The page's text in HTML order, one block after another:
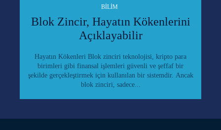
BILIM
Blok Zincir, Hayatın Kökenlerini
Açıklayabilir
Hayatın Kökenleri Blok zinciri teknolojisi, kripto para
birimleri gibi finansal işlemleri güvenli ve şeffaf bir
şekilde gerçekleştirmek için kullanılan bir sistemdir. Ancak
blok zinciri, sadece...